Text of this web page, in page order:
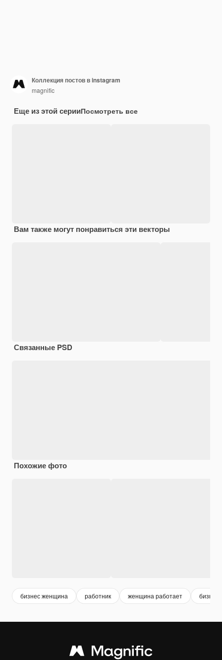
Коллекция постов в instagram
magnific
Еще из этой серииПосмотреть все
Вам также могут понравиться эти векторы
Связанные PSD
Похожие фото
бизнес женщина работник женщина работает бизнес